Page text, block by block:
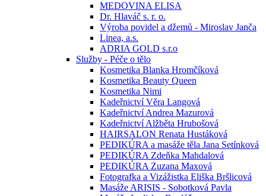
MEDOVINA ELISA
Dr. Hlaváč s. r. o.
Výroba povidel a džemů - Miroslav Janča
Linea, a.s.
ADRIA GOLD s.r.o
Služby - Péče o tělo
Kosmetika Blanka Hromčíková
Kosmetika Beauty Queen
Kosmetika Nimi
Kadeřnictví Věra Langová
Kadeřnictví Andrea Mazurová
Kadeřnictví Alžběta Hrubošová
HAIRSALON Renata Hustáková
PEDIKÚRA a masáže těla Jana Setínková
PEDIKÚRA Zdeňka Mahdalová
PEDIKÚRA Zuzana Maxová
Fotografka a Vizážistka Eliška Bršlicová
Masáže ARISIS - Sobotková Pavla